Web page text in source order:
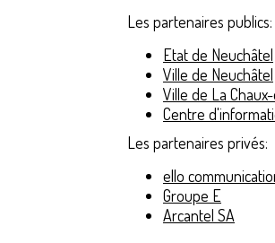
Les partenaires publics:
Etat de Neuchâtel
Ville de Neuchâtel
Ville de La
Centre
Les partenaires privés:
ello
Groupe E
Arcantel SA